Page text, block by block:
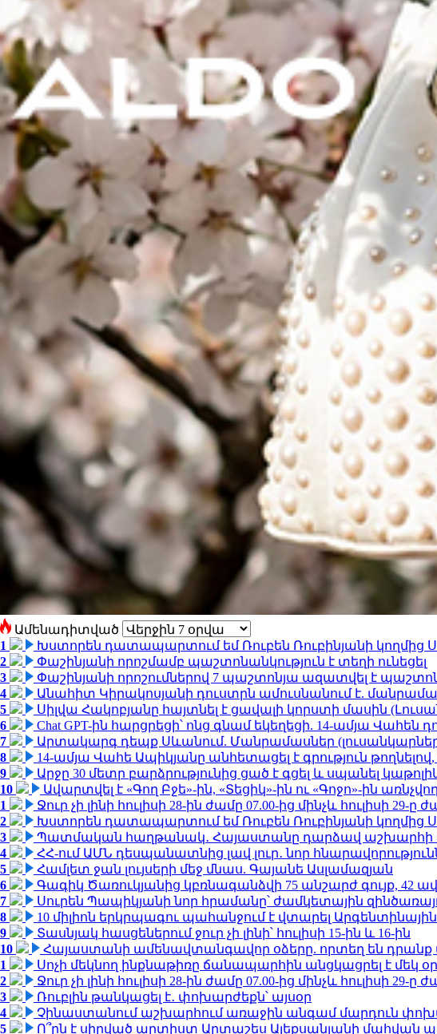
Ամենադիտված
1
Խստորեն դատապարտում եմ Ռուբեն Ռուբինյանի կողմից
2
Փաշինյանի որոշմամբ պաշտոնանկություն է տեղի ունեցել
3
Փաշինյանի որոշումներով 7 պաշտոնյա ազատվել է
4
Անահիտ Կիրակոսյանի դուստրն ամուսնանում է.
5
Սիլվա Հակոբյանը հայտնել է ցավալի կորստի մասին
6
Chat GPT-ին հարցրեցի՝ ոնց գնամ եկեղեցի. 14-ամյա
7
Արտակարգ դեպք Սևանում. Մանրամասներ
8
14-ամյա Վահե Ապիկյանը անհետացել է գրություն
9
Արջը 30 մետր բարձրությունից ցած է գցել և սպանել
10
Ավարտվել է «Գող Բջե»-ին, «Տեցիկ»-ին ու «Գոջո»-ին
1
Ջուր չի լինի հուլիսի 28-ին ժամը 07.00-ից մինչև հուլիսի 29-ը
2
Խստորեն դատապարտում եմ Ռուբեն Ռուբինյանի կողմից
3
Պատմական հաղթանակ․ Հայաստանը դարձավ աշխարհի
4
ՀՀ-ում ԱՄՆ դեսպանատնից լավ լուր․ նոր
5
Համլետ ջան լույսերի մեջ մնաս. Գայանե Ասլամազյան
6
Գագիկ Ծառուկյանից կբռնագանձվի 75 անշարժ գույք, 42
7
Սուրեն Պապիկյանի նոր հրամանը՝ ժամկետային
8
10 միլիոն երկրպագու պահանջում է վտարել Արգենտինային
9
Տասնյակ հասցեներում ջուր չի լինի՝ հուլիսի 15-ին և 16-ին
10
Հայաստանի ամենավտանգավոր օձերը. որտեղ են
1
Սոչի մեկնող ինքնաթիռը ճանապարհին անցկացրել է մեկ
2
Ջուր չի լինի հուլիսի 28-ին ժամը 07.00-ից մինչև հուլիսի 29-ը
3
Ռուբլին թանկացել է․ փոխարժեքն՝ այսօր
4
Չինաստանում աշխարհում առաջին անգամ մարդուն
5
Ո՞րն է սիրված արտիստ Արտաշես Ալեքսանյանի մահվան